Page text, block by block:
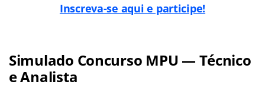
Inscreva-se aqui e participe!
Simulado Concurso MPU — Técnico
e Analista